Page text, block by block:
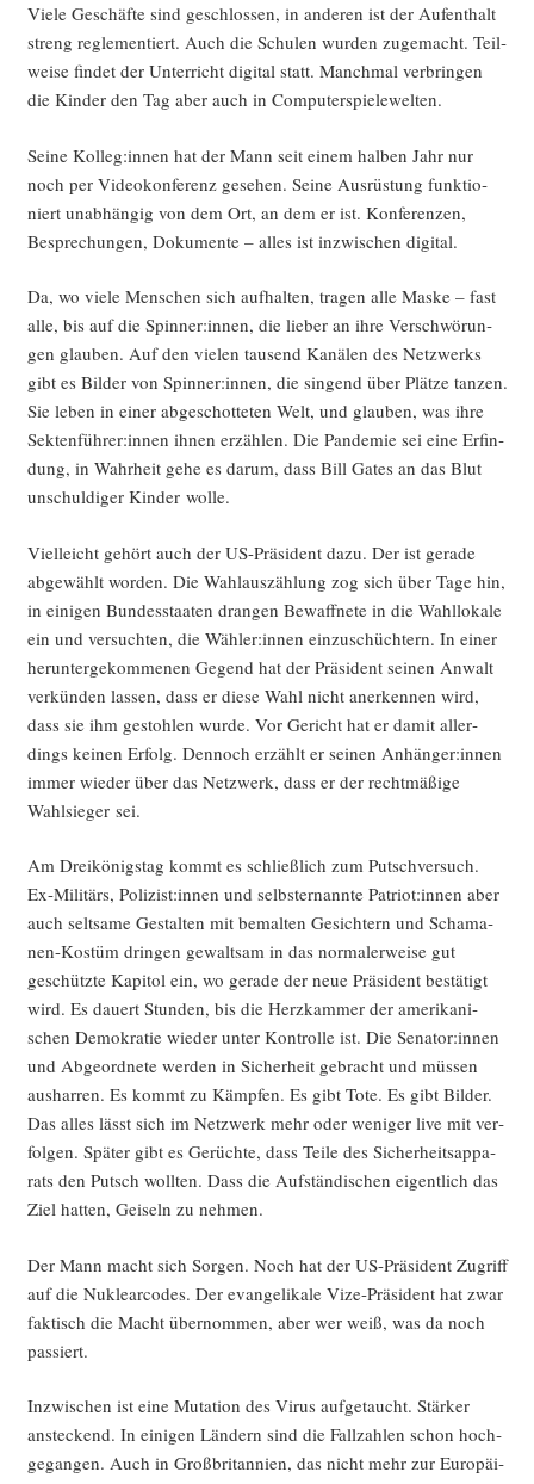
Vie­le Geschäf­te sind geschlos­sen, in ande­ren ist der Auf­ent­halt
streng regle­men­tiert. Auch die Schu­len wur­den zuge­macht. Teil­
wei­se fin­det der Unter­richt digi­tal statt. Manch­mal ver­brin­gen
die Kin­der den Tag aber auch in Computerspielewelten.
Sei­ne Kolleg:innen hat der Mann seit einem hal­ben Jahr nur
noch per Video­kon­fe­renz gese­hen. Sei­ne Aus­rüs­tung funk­tio­
niert unab­hän­gig von dem Ort, an dem er ist. Kon­fe­ren­zen,
Bespre­chun­gen, Doku­men­te – alles ist inzwi­schen digital.
Da, wo vie­le Men­schen sich auf­hal­ten, tra­gen alle Mas­ke – fast
alle, bis auf die Spinner:innen, die lie­ber an ihre Ver­schwö­run­
gen glau­ben. Auf den vie­len tau­send Kanä­len des Netz­werks
gibt es Bil­der von Spinner:innen, die sin­gend über Plät­ze tan­zen.
Sie leben in einer abge­schot­te­ten Welt, und glau­ben, was ihre
Sektenführer:innen ihnen erzäh­len. Die Pan­de­mie sei eine Erfin­
dung, in Wahr­heit gehe es dar­um, dass Bill Gates an das Blut
unschul­di­ger Kin­der wolle.
Viel­leicht gehört auch der US-Prä­si­dent dazu. Der ist gera­de
abge­wählt wor­den. Die Wahl­aus­zäh­lung zog sich über Tage hin,
in eini­gen Bun­des­staa­ten dran­gen Bewaff­ne­te in die Wahl­lo­ka­le
ein und ver­such­ten, die Wähler:innen ein­zu­schüch­tern. In einer
her­un­ter­ge­kom­me­nen Gegend hat der Prä­si­dent sei­nen Anwalt
ver­kün­den las­sen, dass er die­se Wahl nicht aner­ken­nen wird,
dass sie ihm gestoh­len wur­de. Vor Gericht hat er damit aller­
dings kei­nen Erfolg. Den­noch erzählt er sei­nen Anhänger:innen
immer wie­der über das Netz­werk, dass er der recht­mä­ßi­ge
Wahl­sie­ger sei.
Am Drei­kö­nigs­tag kommt es schließ­lich zum Putsch­ver­such.
Ex-Mili­tärs, Polizist:innen und selbst­er­nann­te Patriot:innen aber
auch selt­sa­me Gestal­ten mit bemal­ten Gesich­tern und Scha­ma­
nen-Kos­tüm drin­gen gewalt­sam in das nor­ma­ler­wei­se gut
geschütz­te Kapi­tol ein, wo gera­de der neue Prä­si­dent bestä­tigt
wird. Es dau­ert Stun­den, bis die Herz­kam­mer der ame­ri­ka­ni­
schen Demo­kra­tie wie­der unter Kon­trol­le ist. Die Senator:innen
und Abge­ord­ne­te wer­den in Sicher­heit gebracht und müs­sen
aus­har­ren. Es kommt zu Kämp­fen. Es gibt Tote. Es gibt Bil­der.
Das alles lässt sich im Netz­werk mehr oder weni­ger live mit ver­
fol­gen. Spä­ter gibt es Gerüch­te, dass Tei­le des Sicher­heits­ap­pa­
rats den Putsch woll­ten. Dass die Auf­stän­di­schen eigent­lich das
Ziel hat­ten, Gei­seln zu nehmen.
Der Mann macht sich Sor­gen. Noch hat der US-Prä­si­dent Zugriff
auf die Nukle­ar­codes. Der evan­ge­li­ka­le Vize-Prä­si­dent hat zwar
fak­tisch die Macht über­nom­men, aber wer weiß, was da noch
passiert.
Inzwi­schen ist eine Muta­ti­on des Virus auf­ge­taucht. Stär­ker
anste­ckend. In eini­gen Län­dern sind die Fall­zah­len schon hoch­
ge­gan­gen. Auch in Groß­bri­tan­ni­en, das nicht mehr zur Euro­päi­